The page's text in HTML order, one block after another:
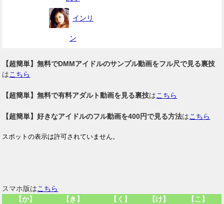
インリ
ン
【超簡単】無料でDMMアイドルのサンプル動画をフル尺で見る裏技
はこちら
【超簡単】無料で有料アダルト動画を見る裏技はこちら
【超簡単】好きなアイドルのフル動画を400円で見る方法はこちら
スマホ版はこちら
【か】
【き】 【く】 【け】 【こ】